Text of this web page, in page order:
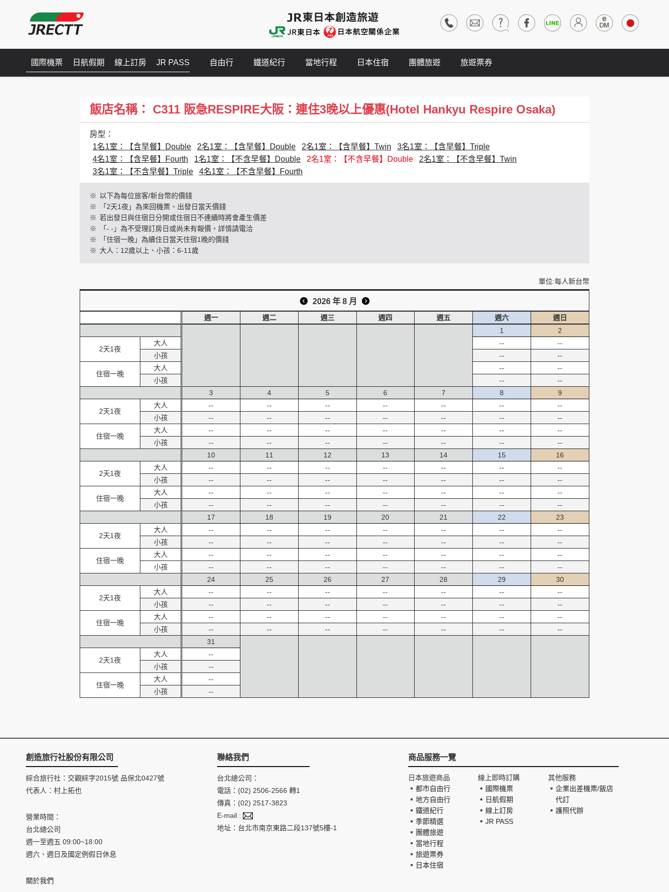
國際機票 日航假期 線上訂房 JR PASS 自由行 鐵道紀行 當地行程 日本住宿 團體旅遊 旅遊票券
飯店名稱： C311 阪急RESPIRE大阪：連住3晚以上優惠(Hotel Hankyu Respire Osaka)
房型：
1名1室：【含早餐】Double
2名1室：【含早餐】Double 2名1室：【含早餐】Twin
3名1室：【含早餐】Triple
4名1室：【含早餐】Fourth
1名1室：【不含早餐】Double 2名1室：【不含早餐】Double
2名1室：【不含早餐】Twin
3名1室：【不含早餐】Triple
4名1室：【不含早餐】Fourth
※ 以下為每位旅客/新台幣的價錢
※
「2天1夜」為來回機票、出發日當天價錢
※ 若出發日與住宿日分開或住宿日不連續時將會產生價差
※
「- -」為不受理訂房日或尚未有報價，詳情請電洽
※
「住宿一晚」為續住日當天住宿1晚的價錢
※ 大人：12歲以上、小孩：6-11歲
單位:每人新台幣
2026 年 8 月
2天1夜
大人
小孩
住宿一晚
大人
小孩
2天1夜
大人
小孩
住宿一晚
大人
小孩
2天1夜
大人
小孩
住宿一晚
大人
小孩
2天1夜
大人
小孩
住宿一晚
大人
小孩
2天1夜
大人
小孩
住宿一晚
大人
小孩
2天1夜
大人
小孩
住宿一晚
大人
小孩
週一 週二 週三 週四 週五 週六
週日
1
--
--
--
--
2
--
--
--
--
3
--
--
--
--
4
--
--
--
--
5
--
--
--
--
6
--
--
--
--
7
--
--
--
--
8
--
--
--
--
9
--
--
--
--
10
--
--
--
--
11
--
--
--
--
12
--
--
--
--
13
--
--
--
--
14
--
--
--
--
15
--
--
--
--
16
--
--
--
--
17
--
--
--
--
18
--
--
--
--
19
--
--
--
--
20
--
--
--
--
21
--
--
--
--
22
--
--
--
--
23
--
--
--
--
24
--
--
--
--
25
--
--
--
--
26
--
--
--
--
27
--
--
--
--
28
--
--
--
--
29
--
--
--
--
30
--
--
--
--
31
--
--
--
--
創造旅行社股份有限公司
綜合旅行社：交觀綜字2015號 品保北0427號
代表人：村上拓也
營業時間：
台北總公司
週一至週五 09:00~18:00
週六、週日及國定例假日休息
關於我們
聯絡我們
台北總公司：
電話：(02) 2506-2566 轉1
傳真：(02) 2517-3823
E-mail :
地址：台北市南京東路二段137號5樓-1
商品服務一覽
日本旅遊商品
都市自由行
地方自由行
鐵道紀行
季節精選
團體旅遊
當地行程
旅遊票券
日本住宿
線上即時訂購
國際機票
日航假期
線上訂房
JR PASS
其他服務
企業出差機票/飯店
代訂
護照代辦